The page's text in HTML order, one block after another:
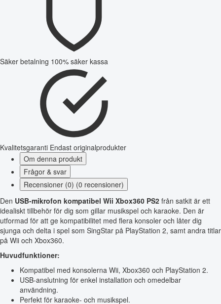
Säker betalning 100% säker kassa
Kvalitetsgaranti Endast originalprodukter
Om denna produkt
Frågor & svar
Recensioner (0) (0 recensioner)
Den USB-mikrofon kompatibel Wii Xbox360 PS2 från satkit är ett
idealiskt tillbehör för dig som gillar musikspel och karaoke. Den är
utformad för att ge kompatibilitet med flera konsoler och låter dig
sjunga och delta i spel som SingStar på PlayStation 2, samt andra titlar
på Wii och Xbox360.
Huvudfunktioner:
Kompatibel med konsolerna Wii, Xbox360 och PlayStation 2.
USB-anslutning för enkel installation och omedelbar
användning.
Perfekt för karaoke- och musikspel.